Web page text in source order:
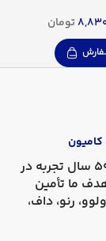
تومان
کامیون
، به عنوان فروشگاهی با بیش از 50 سال تجربه در
ما تأمین
ولوو، رنو، داف،